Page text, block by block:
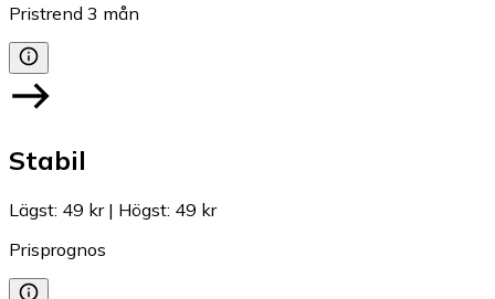
Pristrend 3 mån
Stabil
Lägst: 49 kr| Högst: 49 kr
Prisprognos